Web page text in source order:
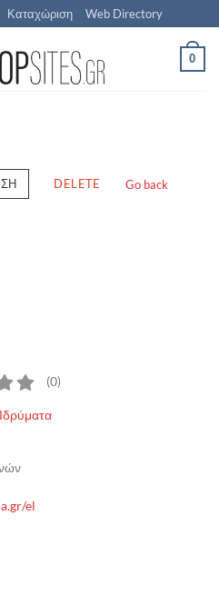
Καταχώριση Web Directory
0
DELETE Go back
(0)
el